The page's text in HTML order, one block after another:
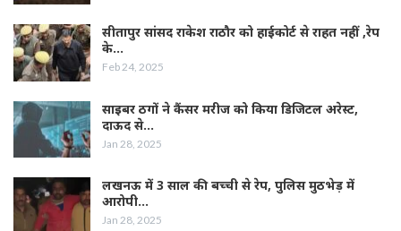
सीतापुर सांसद राकेश राठौर को हाईकोर्ट से राहत नहीं ,रेप
के…
Feb 24, 2025
साइबर ठगों ने कैंसर मरीज को किया डिजिटल अरेस्ट,
दाऊद से…
Jan 28, 2025
लखनऊ में 3 साल की बच्ची से रेप, पुलिस मुठभेड़ में
आरोपी…
Jan 28, 2025